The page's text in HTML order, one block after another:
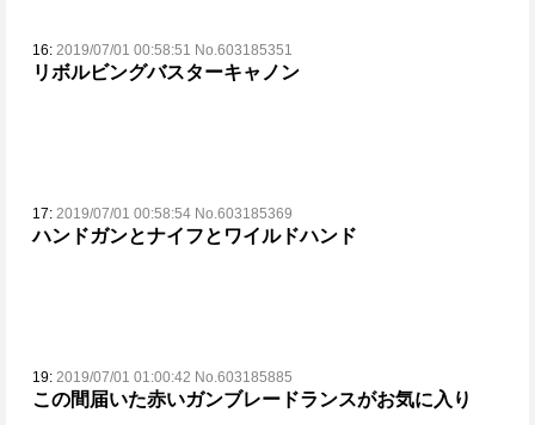
16: 2019/07/01 00:58:51 No.603185351
リボルビングバスターキャノン
17: 2019/07/01 00:58:54 No.603185369
ハンドガンとナイフとワイルドハンド
19: 2019/07/01 01:00:42 No.603185885
この間届いた赤いガンブレードランスがお気に入り